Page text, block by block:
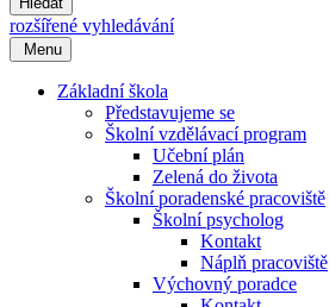
rozšířené vyhledávání
Menu
Základní škola
Představujeme se
Školní vzdělávací program
Učební plán
Zelená do života
Školní poradenské pracoviště
Školní psycholog
Kontakt
Náplň pracoviště
Výchovný poradce